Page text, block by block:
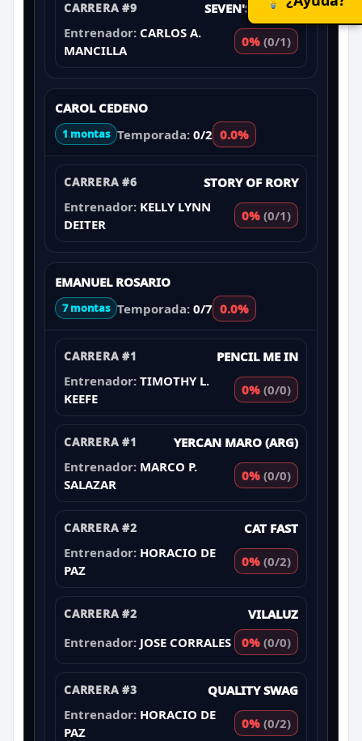
CARRERA #9
SEVEN'S ELEVEN
Entrenador: CARLOS A.
MANCILLA
0% (0/1)
CAROL CEDENO
1 montas Temporada: 0/2 0.0%
CARRERA #6
STORY OF RORY
Entrenador: KELLY LYNN
DEITER
0% (0/1)
EMANUEL ROSARIO
7 montas Temporada: 0/7 0.0%
CARRERA #1
PENCIL ME IN
Entrenador: TIMOTHY L.
KEEFE
0% (0/0)
CARRERA #1
YERCAN MARO (ARG)
Entrenador: MARCO P.
SALAZAR
0% (0/0)
CARRERA #2
CAT FAST
Entrenador: HORACIO DE
PAZ
0% (0/2)
CARRERA #2
VILALUZ
Entrenador: JOSE CORRALES 0% (0/0)
CARRERA #3
QUALITY SWAG
Entrenador: HORACIO DE
PAZ
0% (0/2)